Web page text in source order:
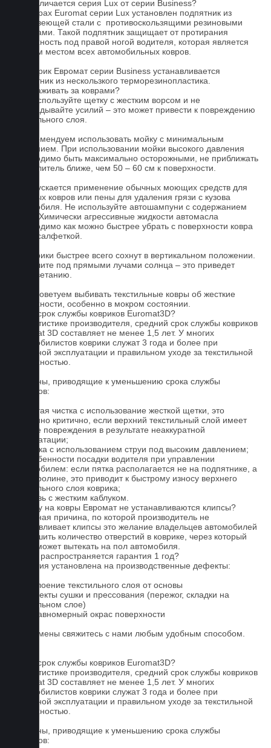
Чем отличается серия Lux от серии Business?
На коврах Euromat серии Lux установлен подпятник из
нержавеющей стали с противоскользящими резиновыми
вставками. Такой подпятник защищает от протирания
поверхность под правой ногой водителя, которая является
слабым местом всех автомобильных ковров.
На коврик Евромат серии Business устанавливается
подпятник из нескользкого терморезинопластика.
Как ухаживать за коврами?
1.Не используйте щетку с жестким ворсом и не
прикладывайте усилий – это может привести к повреждению
текстильного слоя.
2. Рекомендуем использовать мойку с минимальным
давлением. При использовании мойки высокого давления
необходимо быть максимально осторожными, не приближать
распылитель ближе, чем 50 – 60 см к поверхности.
3. Допускается применение обычных моющих средств для
бытовых ковров или пены для удаления грязи с кузова
автомобиля. Не используйте автошампуни с содержанием
воска! Химически агрессивные жидкости автомасла
необходимо как можно быстрее убрать с поверхности ковра
сухой салфеткой.
4. Коврики быстрее всего сохнут в вертикальном положении.
Не сушите под прямыми лучами солнца – это приведет
к выцветанию.
5. Не советуем выбивать текстильные ковры об жесткие
поверхности, особенно в мокром состоянии.
Какой срок службы ковриков Euromat3D?
По статистике производителя, средний срок службы ковриков
Euromat 3D составляет не менее 1,5 лет. У многих
автомобилистов коврики служат 3 года и более при
бережной эксплуатации и правильном уходе за текстильной
поверхностью.
Причины, приводящие к уменьшению срока службы
ковриков:
1. Частая чистка с использование жесткой щетки, это
особенно критично, если верхний текстильный слой имеет
мелкие повреждения в результате неаккуратной
эксплуатации;
2. Мойка с использованием струи под высоким давлением;
3. Особенности посадки водителя при управлении
автомобилем: если пятка располагается не на подпятнике, а
на ковролине, это приводит к быстрому износу верхнего
текстильного слоя коврика;
4. Обувь с жестким каблуком.
Почему на ковры Евромат не устанавливаются клипсы?
Основная причина, по которой производитель не
устанавливает клипсы это желание владельцев автомобилей
уменьшить количество отверстий в коврике, через который
влага может вытекать на пол автомобиля.
На что распространяется гарантия 1 год?
Гарантия установлена на производственные дефекты:
1. Отслоение текстильного слоя от основы
2. Дефекты сушки и прессования (пережог, складки на
текстильном слое)
3. Неравномерный окрас поверхности
Для замены свяжитесь с нами любым удобным способом.
Какой срок службы ковриков Euromat3D?
По статистике производителя, средний срок службы ковриков
Euromat 3D составляет не менее 1,5 лет. У многих
автомобилистов коврики служат 3 года и более при
бережной эксплуатации и правильном уходе за текстильной
поверхностью.
Причины, приводящие к уменьшению срока службы
ковриков: